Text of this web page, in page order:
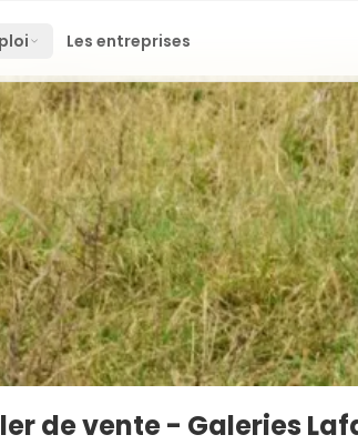
Les entreprises
de vente - Galeries